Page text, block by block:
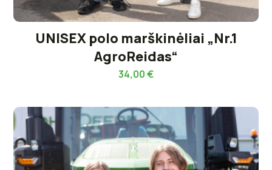
UNISEX polo marškinėliai „Nr.1
AgroReidas“
34,00€